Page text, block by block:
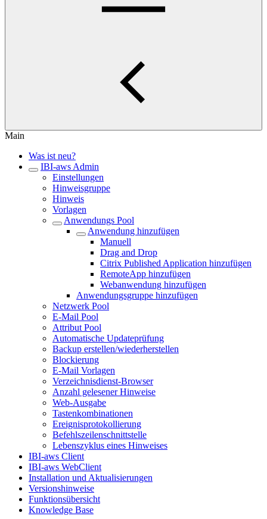
Main
Was ist neu?
IBI-aws Admin
Einstellungen
Hinweisgruppe
Hinweis
Vorlagen
Anwendungs Pool
Anwendung hinzufügen
Manuell
Drag and Drop
Citrix Published Application hinzufügen
RemoteApp hinzufügen
Webanwendung hinzufügen
Anwendungsgruppe hinzufügen
Netzwerk Pool
E-Mail Pool
Attribut Pool
Automatische Updateprüfung
Backup erstellen/wiederherstellen
Blockierung
E-Mail Vorlagen
Verzeichnisdienst-Browser
Anzahl gelesener Hinweise
Web-Ausgabe
Tastenkombinationen
Ereignisprotokollierung
Befehlszeilenschnittstelle
Lebenszyklus eines Hinweises
IBI-aws Client
IBI-aws WebClient
Installation und Aktualisierungen
Versionshinweise
Funktionsübersicht
Knowledge Base